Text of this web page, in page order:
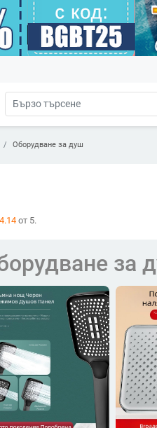
Оборудване за душ
4.14 от 5.
за